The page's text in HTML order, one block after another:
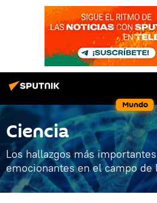
Mundo
Ciencia
Los hallazgos más
emocionantes en el campo de